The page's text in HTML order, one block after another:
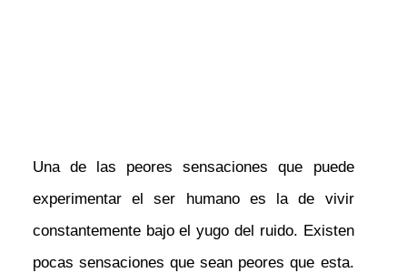
Una de las peores sensaciones que puede
experimentar el ser humano es la de vivir
constantemente bajo el yugo del ruido. Existen
pocas sensaciones que sean peores que esta.